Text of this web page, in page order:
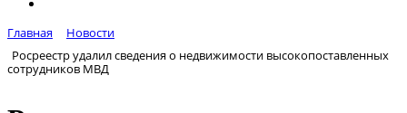
Главная
Новости
Росреестр удалил сведения о недвижимости высокопоставленных
сотрудников МВД